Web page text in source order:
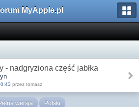
MyApple.pl
- nadgryziona część jabłka
przez tomasz
wersja Polski